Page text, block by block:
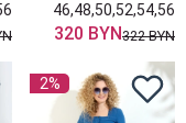
46,48,50,52,54,56
320 BYN322 BYN
2%